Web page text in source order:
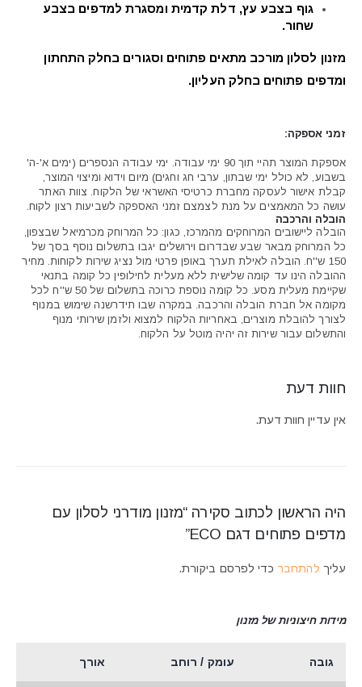
גוף בצבע עץ, דלת קדמית ומסגרת למדפים בצבע
שחור.
מזנון לסלון מורכב מתאים פתוחים וסגורים בחלק התחתון
ומדפים פתוחים בחלק העליון.
זמני אספקה:
אספקת המוצר תהיי תוך 90 ימי עבודה. ימי עבודה הנספרים (ימים א'-ה'
בשבוע, לא כולל ימי שבתון, ערבי חג וחגים) מיום וידוא ומיצוי המוצר,
קבלת אישור לעסקה מחברת כרטיסי האשראי של הלקוח. צוות האתר
עושה כל המאמצים על מנת לצמצם זמני האספקה לשביעות רצון לקוח.
הובלה והרכבה
הובלה ליישובים המרוחקים מהמרכז, כגון: כל המרוחק מכרמיאל שבצפון,
כל המרוחק מבאר שבע שבדרום וירושלים יגבו בתשלום נוסף בסך של
150 ש''ח. הובלה לאילת תערך באופן פרטי מול נציג שירות לקוחות. מחיר
ההובלה הינו עד קומה שלישית ללא מעלית לחילופין כל קומה בתנאי
שקיימת מעלית מסע. כל קומה נוספת כרוכה בתשלום של 50 ש''ח לכל
מקומה אל חברת הובלה והרכבה. במקרה שבו תידרשנה שימוש במנוף
לצורך להובלת מוצרים, באחריות הלקוח למצוא ולזמן שירותי מנוף
והתשלום עבור שירות זה יהיה מוטל על הלקוח.
חוות דעת
אין עדיין חוות דעת.
היה הראשון לכתוב סקירה “מזנון מודרני לסלון עם
מדפים פתוחים דגם ECO”
עליך להתחברכדי לפרסם ביקורת.
מידות חיצוניות של מזנון
גובה עומק / רוחב אורך